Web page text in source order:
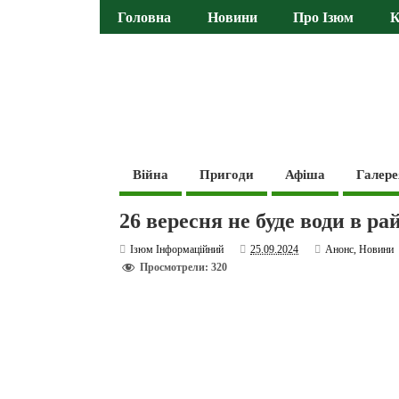
Головна Новини Про Ізюм
Війна Пригоди Афіша
26 вересня не буде води в
Ізюм Інформаційний 25.09.2024 Анонс,Новини
Просмотрели: 320